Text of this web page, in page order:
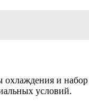
и набор
условий.